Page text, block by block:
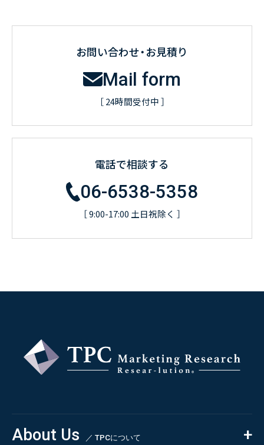
お問い合わせ・お見積り
Mail form
［ 24時間受付中 ］
電話で相談する
06-6538-5358
［ 9:00-17:00 土日祝除く ］
About Us ／ TPCについて